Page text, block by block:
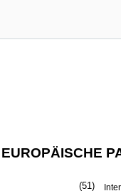
EUROPÄISCHE
(51)